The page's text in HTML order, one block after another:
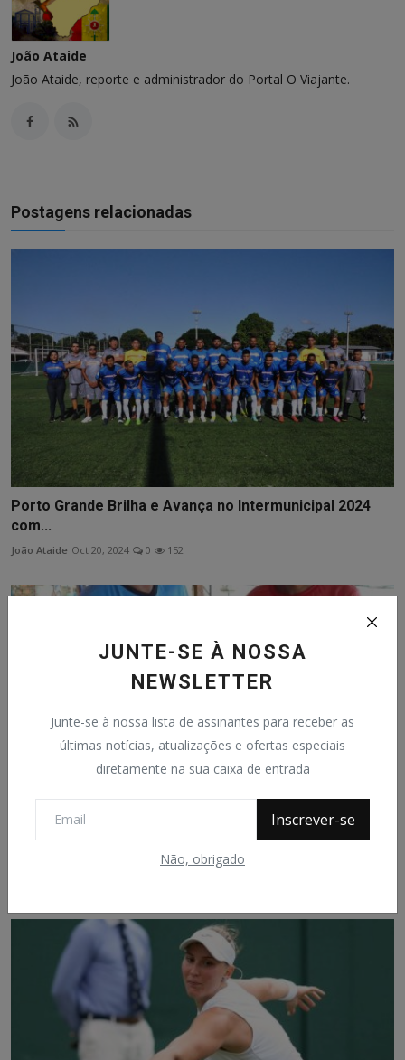
JUNTE-SE À NOSSA
NEWSLETTER
Junte-se à nossa lista de assinantes para receber as
últimas notícias, atualizações e ofertas especiais
diretamente na sua caixa de entrada
Inscrever-se
Não, obrigado
João Ataide
João Ataide, reporte e administrador do Portal O Viajante.
Postagens relacionadas
Porto Grande Brilha e Avança no Intermunicipal 2024
com...
João Ataide Oct 20, 2024 0 152
Liga Desportiva de Amapá (LDA) fortalece o sub-17 de